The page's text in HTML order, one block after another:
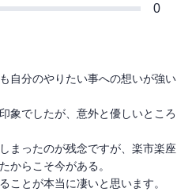
0
自分のやりたい事への想いが強い
象でしたが、意外と優しいところ
まったのが残念ですが、楽市楽座
からこそ今がある。
ことが本当に凄いと思います。